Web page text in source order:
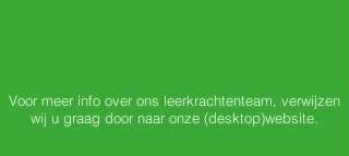
Voor meer info over ons leerkrachtenteam, verwijzen
wij u graag door naar onze (desktop)website.